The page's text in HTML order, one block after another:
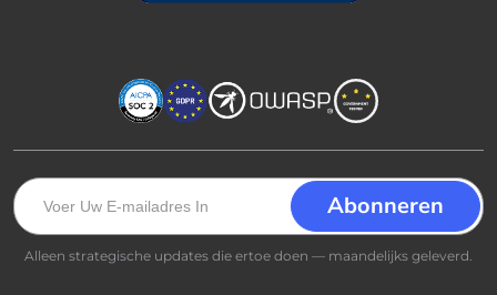
Alleen strategische updates die ertoe doen — maandelijks geleverd.